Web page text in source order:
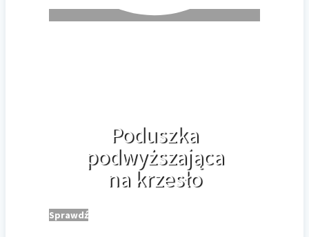
Poduszka
podwyższająca
na krzesło
Sprawdź